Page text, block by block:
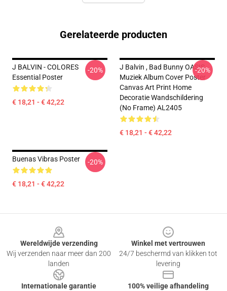
Gerelateerde producten
J BALVIN - COLORES
Essential Poster
€ 18,21 - € 42,22
-20%
J Balvin , Bad Bunny OASIS
Muziek Album Cover Poster
Canvas Art Print Home
Decoratie Wandschildering
(No Frame) AL2405
€ 18,21 - € 42,22
-20%
Buenas Vibras Poster
€ 18,21 - € 42,22
-20%
Wereldwijde verzending
Wij verzenden naar meer dan 200
landen
Winkel met vertrouwen
24/7 beschermd van klikken tot
levering
Internationale garantie
100% veilige afhandeling